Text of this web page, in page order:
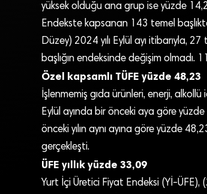
yüksek olduğu ana grup ise yüzde
Endekste kapsanan 143 temel
Düzey) 2024 yılı Eylül ayı itibarıyla,
başlığın endeksinde değişim olmadı.
Özel kapsamlı TÜFE yüzde 48,23
İşlenmemiş gıda ürünleri, enerji,
Eylül ayında bir önceki aya göre yüzde
önceki yılın aynı ayına göre yüzde
gerçekleşti.
ÜFE yıllık yüzde 33,09
Yurt İçi Üretici Fiyat Endeksi (Yİ-ÜFE),